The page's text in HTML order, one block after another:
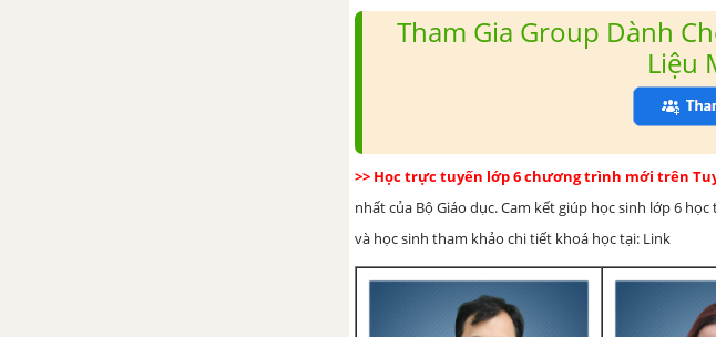
Tham Gia Group Dành
Liệu
>> Học trực tuyến lớp 6 chương trình mới trên
nhất của Bộ Giáo dục. Cam kết giúp học sinh lớp 6
và học sinh tham khảo chi tiết khoá học tại: Link